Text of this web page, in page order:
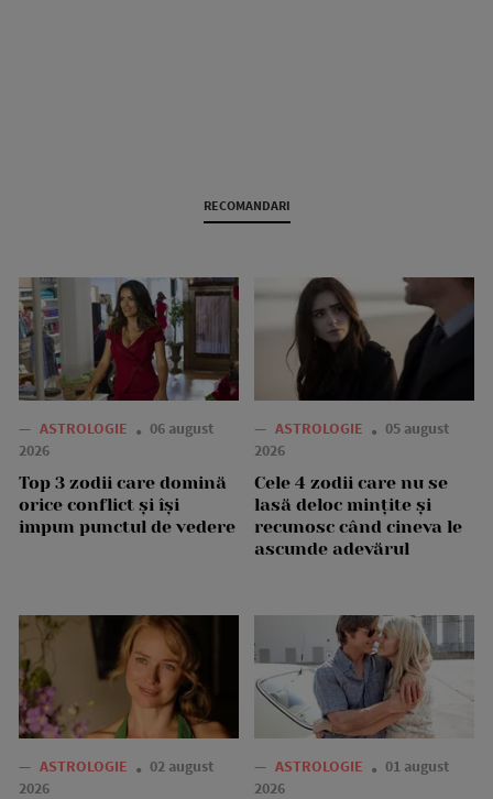
RECOMANDARI
— ASTROLOGIE
06 august
2026
Top 3 zodii care domină
orice conflict și își
impun punctul de vedere
— ASTROLOGIE
05 august
2026
Cele 4 zodii care nu se
lasă deloc mințite și
recunosc când cineva le
ascunde adevărul
— ASTROLOGIE
02 august
2026
— ASTROLOGIE
01 august
2026